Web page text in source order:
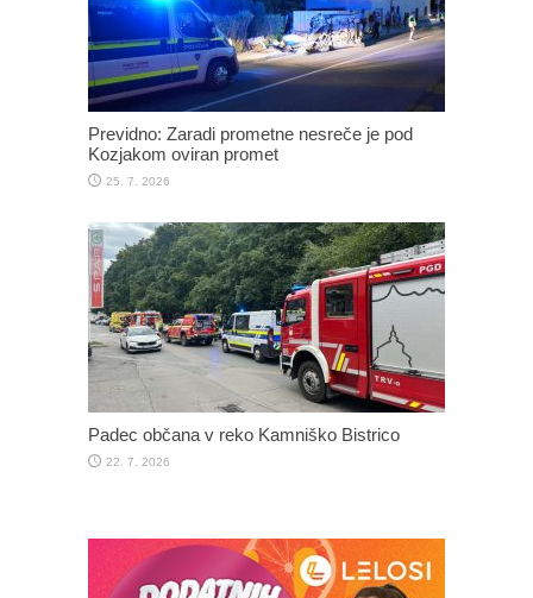
Previdno: Zaradi prometne nesreče je pod
Kozjakom oviran promet
25. 7. 2026
Padec občana v reko Kamniško Bistrico
22. 7. 2026